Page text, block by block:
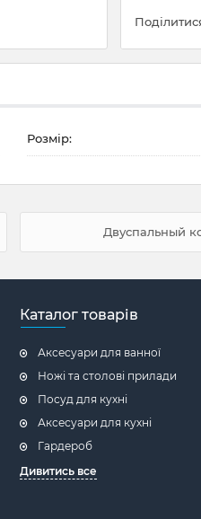
Розмір:
Двуспальный
Каталог товарів
Аксесуари для ванної
Ножі та столові прилади
Посуд для кухні
Аксесуари для кухні
Гардероб
Дивитись все